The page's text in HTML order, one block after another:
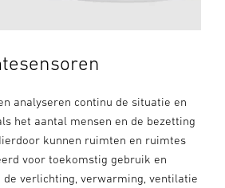
analyseren continu de situatie en
het aantal mensen en de bezetting
kunnen ruimten en ruimtes
voor toekomstig gebruik en
verlichting, verwarming, ventilatie